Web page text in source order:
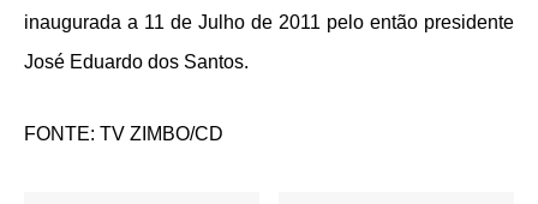
inaugurada a 11 de Julho de 2011 pelo então presidente
José Eduardo dos Santos.
FONTE: TV ZIMBO/CD